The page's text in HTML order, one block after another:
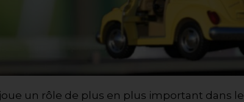
joue un rôle de plus en plus important dans le